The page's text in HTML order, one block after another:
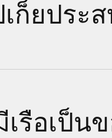
ก็ยประ
เรือเป็น